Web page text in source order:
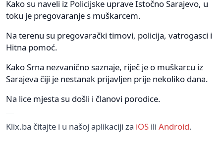
Kako su naveli iz Policijske uprave Istočno Sarajevo, u
toku je pregovaranje s muškarcem.
Na terenu su pregovarački timovi, policija, vatrogasci i
Hitna pomoć.
Kako Srna nezvanično saznaje, riječ je o muškarcu iz
Sarajeva čiji je nestanak prijavljen prije nekoliko dana.
Na lice mjesta su došli i članovi porodice.
Klix.ba čitajte i u našoj aplikaciji za iOS ili Android.